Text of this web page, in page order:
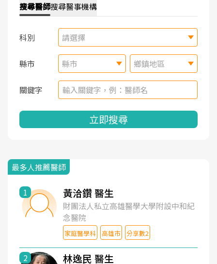
搜尋醫師搜尋醫事機構
科別 請選擇
縣市 縣市 鄉鎮地區
關鍵字
立即搜尋
最多人推薦醫師
1 黃洽鑽 醫生
財團法人私立高雄醫學大學附設中和紀
念醫院
家庭醫學科 高雄市 分享數2
2 林逸民 醫生